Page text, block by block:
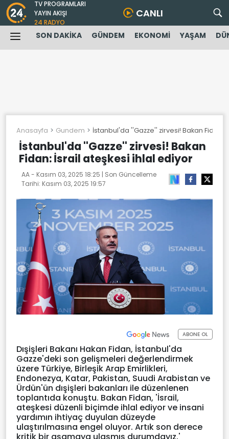
TV PROGRAMLARI
YAYIN AKIŞI
24 RADYO
CANLI
SON DAKİKA GÜNDEM EKONOMİ YAŞAM
Anasayfa Gundem İstanbul'da ''Gazze'' zirvesi! Bakan Fidan:
İstanbul'da ''Gazze'' zirvesi! Bakan
Fidan: İsrail ateşkesi ihlal ediyor
AA - Kasım 03, 2025 18:25 | Son Güncelleme
Tarihi: Kasım 03, 2025 19:57
ABONE OL
Dışişleri Bakanı Hakan Fidan, İstanbul'da
Gazze'deki son gelişmeleri değerlendirmek
üzere Türkiye, Birleşik Arap Emirlikleri,
Endonezya, Katar, Pakistan, Suudi Arabistan ve
Ürdün'ün dışişleri bakanları ile düzenlenen
toplantıda konuştu. Bakan Fidan, 'İsrail,
ateşkesi düzenli biçimde ihlal ediyor ve insani
yardımın ihtiyaç duyulan düzeyde
ulaştırılmasına engel oluyor. Artık son derece
kritik bir aşamaya ulaşmış durumdayız.'